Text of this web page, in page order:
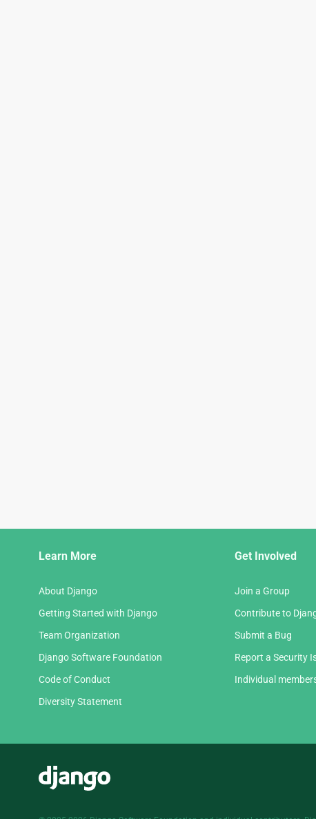
Learn More
About Django
Getting Started with Django
Team Organization
Django Software Foundation
Code of Conduct
Diversity Statement
Get Involved
Join a Group
Contribute to
Submit a Bug
Report a Security
Individual